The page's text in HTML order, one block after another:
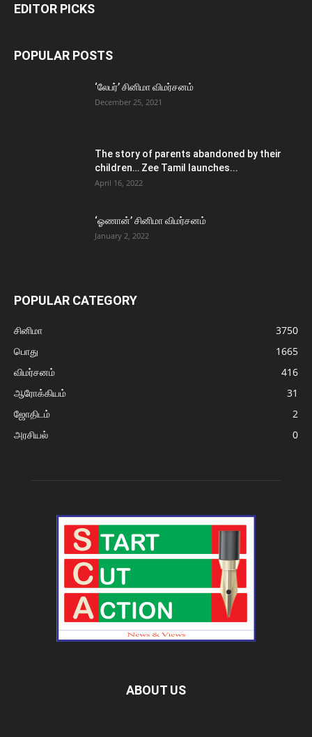
EDITOR PICKS
POPULAR POSTS
‘லேபர்’ சினிமா விமர்சனம்
December 25, 2021
The story of parents abandoned by their
children… Zee Tamil launches...
April 16, 2022
‘ஓணான்’ சினிமா விமர்சனம்
January 2, 2022
POPULAR CATEGORY
சினிமா
3750
பொது
1665
விமர்சனம்
416
ஆரோக்கியம்
31
ஜோதிடம்
2
அரசியல்
0
ABOUT US